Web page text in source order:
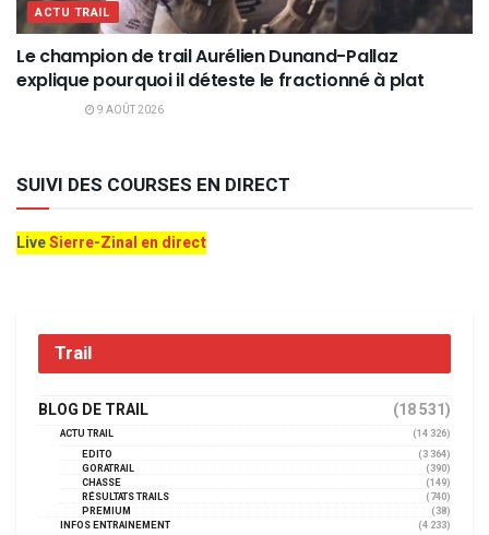
ACTU TRAIL
Le champion de trail Aurélien Dunand-Pallaz
explique pourquoi il déteste le fractionné à plat
9 AOÛT 2026
SUIVI DES COURSES EN DIRECT
LiveSierre-Zinal en direct
Trail
BLOG DE TRAIL (18 531)
ACTU TRAIL
(14 326)
EDITO
(3 364)
GORATRAIL
(390)
CHASSE
(149)
RÉSULTATS TRAILS
(740)
PREMIUM
(38)
INFOS ENTRAINEMENT
(4 233)